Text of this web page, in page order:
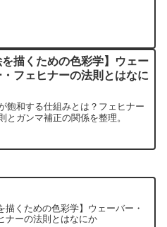
を描くための色彩学】ウェー
・フェヒナーの法則とはなに
飽和する仕組みとは？フェヒナー
とガンマ補正の関係を整理。
描くための色彩学】ウェーバー・
ナーの法則とはなにか